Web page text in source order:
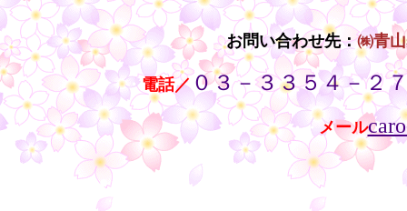
お問い合わせ先：㈱青
・・電話／０３－３３５４－２
・・メール
・